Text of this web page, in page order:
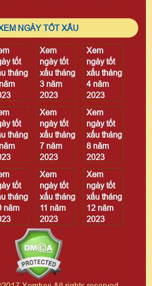
NGÀY TỐT XẤU
tốt
tháng
Xem
ngày tốt
xấu tháng
3 năm
2023
Xem
ngày tốt
xấu tháng
4 năm
2023
tốt
tháng
Xem
ngày tốt
xấu tháng
7 năm
2023
Xem
ngày tốt
xấu tháng
8 năm
2023
tốt
tháng
năm
Xem
ngày tốt
xấu tháng
11 năm
2023
Xem
ngày tốt
xấu tháng
12 năm
2023